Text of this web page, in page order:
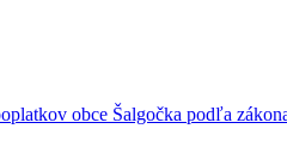
obce Šalgočka podľa